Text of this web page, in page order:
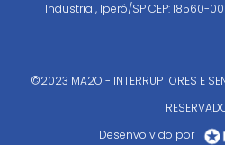
Industrial, Iperó/SP CEP: 18560-
©2023 MA2O - INTERRUPTORES E
Desenvolvido por